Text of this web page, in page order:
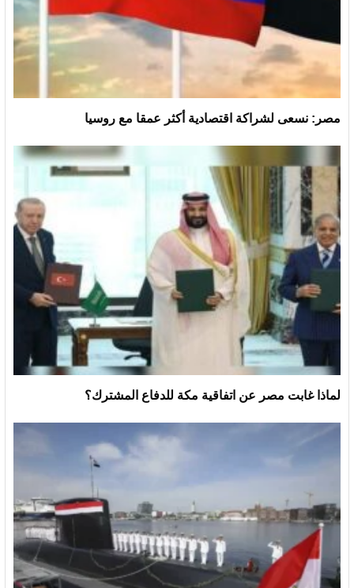
مصر: نسعى لشراكة اقتصادية أكثر عمقا مع روسيا
لماذا غابت مصر عن اتفاقية مكة للدفاع المشترك؟